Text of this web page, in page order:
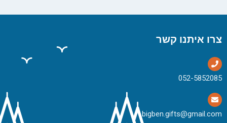
צרו איתנו קשר
bigben.gifts@gmail.com